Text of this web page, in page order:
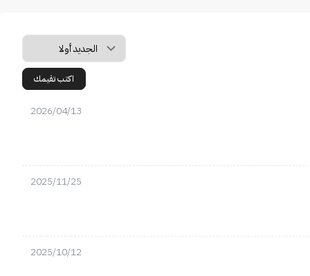
اكتب تقيمك
2026/04/13
2025/11/25
2025/10/12